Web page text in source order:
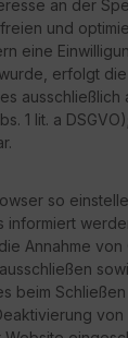
an der
und
eine
erfolgt
ausschließlich
1 lit. a
so
informiert
Annahme
beim